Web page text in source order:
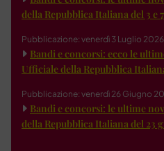
della Repubblica Italiana del 3 e
Pubblicazione: venerdì 3 Luglio 2026
Bandi e concorsi: ecco le
Ufficiale della Repubblica
Pubblicazione: venerdì 26 Giugno
Bandi e concorsi: le ultime
della Repubblica Italiana del 23